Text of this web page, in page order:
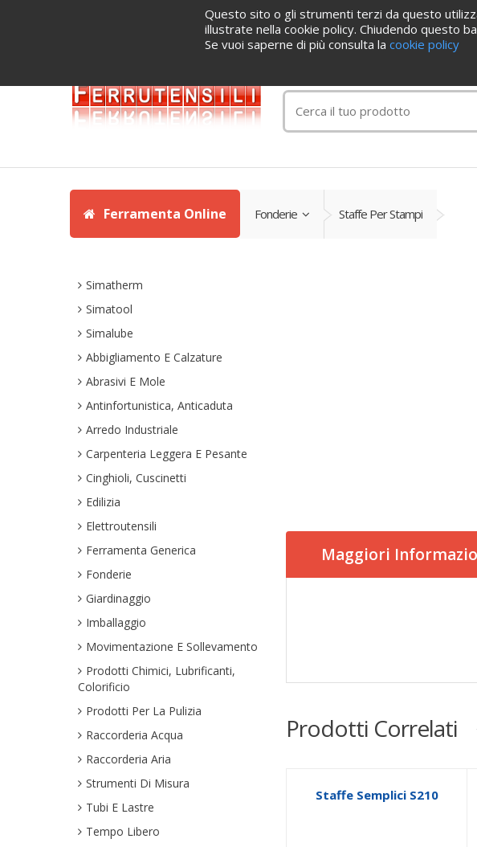
Servizi Blog Azienda Cataloghi
Ferramenta Online Fonderie Staffe Per Stampi
Simatherm
Simatool
Simalube
Abbigliamento E Calzature
Abrasivi E Mole
Antinfortunistica, Anticaduta
Arredo Industriale
Carpenteria Leggera E Pesante
Cinghioli, Cuscinetti
Edilizia
Elettroutensili
Ferramenta Generica
Fonderie
Giardinaggio
Imballaggio
Movimentazione E Sollevamento
Prodotti Chimici, Lubrificanti,
Colorificio
Prodotti Per La Pulizia
Raccorderia Acqua
Raccorderia Aria
Strumenti Di Misura
Tubi E Lastre
Tempo Libero
Maggiori
Prodotti Correlati
Staffe Semplici S210
Questo sito o gli strumenti terzi da questo
illustrate nella cookie policy. Chiudendo questo
Se vuoi saperne di più consulta lacookie policy